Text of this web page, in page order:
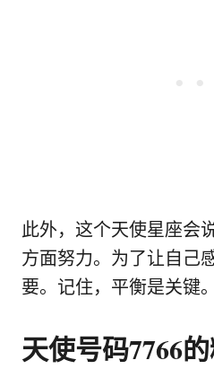
此外，这个天使星座会
方面努力。为了让自己
要。记住，平衡是关键。
天使号码7766